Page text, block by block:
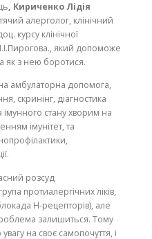
, Кириченко Лідія
алерголог, клінічний
курсу клінічної
який допоможе
як з нею боротися.
амбулаторна допомога,
скринінг, діагностика
стану хворим на
імунітет, та
розсуд
протиалергічних ліків,
Н-рецепторів), але
залишиться. Тому
на своє самопочуття, і